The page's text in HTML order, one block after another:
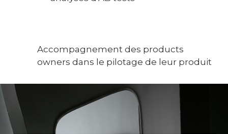
Accompagnement des products
owners dans le pilotage de leur produit